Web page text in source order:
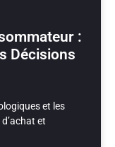
:
Décisions
et les
et